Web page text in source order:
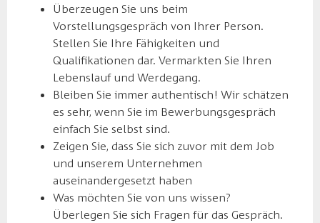
Überzeugen Sie uns beim
Vorstellungsgespräch von Ihrer Person.
Stellen Sie Ihre Fähigkeiten und
Qualifikationen dar. Vermarkten Sie Ihren
Lebenslauf und Werdegang.
Bleiben Sie immer authentisch! Wir schätzen
es sehr, wenn Sie im Bewerbungsgespräch
einfach Sie selbst sind.
Zeigen Sie, dass Sie sich zuvor mit dem Job
und unserem Unternehmen
auseinandergesetzt haben
Was möchten Sie von uns wissen?
Überlegen Sie sich Fragen für das Gespräch.